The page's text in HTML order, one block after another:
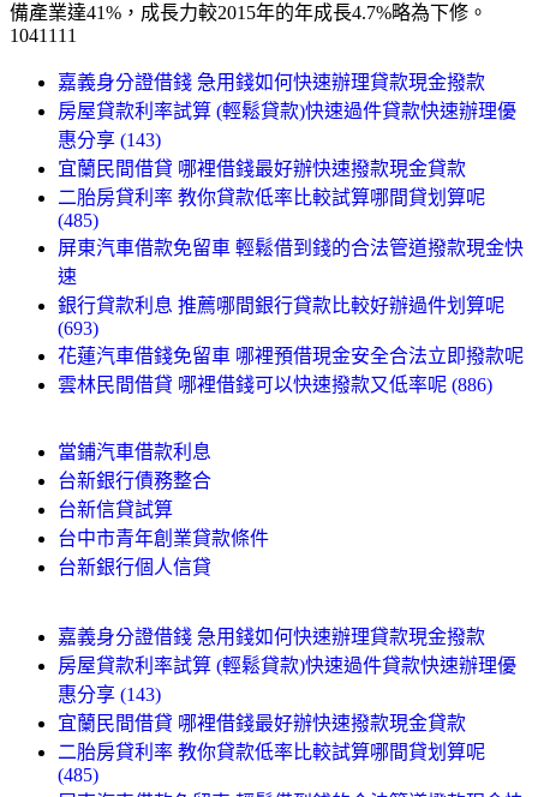
備產業達41%，成長力較2015年的年成長4.7%略為下修。
1041111
嘉義身分證借錢 急用錢如何快速辦理貸款現金撥款
房屋貸款利率試算 (輕鬆貸款)快速過件貸款快速辦理優
惠分享 (143)
宜蘭民間借貸 哪裡借錢最好辦快速撥款現金貸款
二胎房貸利率 教你貸款低率比較試算哪間貸划算呢
(485)
屏東汽車借款免留車 輕鬆借到錢的合法管道撥款現金快
速
銀行貸款利息 推薦哪間銀行貸款比較好辦過件划算呢
(693)
花蓮汽車借錢免留車 哪裡預借現金安全合法立即撥款呢
雲林民間借貸 哪裡借錢可以快速撥款又低率呢 (886)
當鋪汽車借款利息
台新銀行債務整合
台新信貸試算
台中市青年創業貸款條件
台新銀行個人信貸
嘉義身分證借錢 急用錢如何快速辦理貸款現金撥款
房屋貸款利率試算 (輕鬆貸款)快速過件貸款快速辦理優
惠分享 (143)
宜蘭民間借貸 哪裡借錢最好辦快速撥款現金貸款
二胎房貸利率 教你貸款低率比較試算哪間貸划算呢
(485)